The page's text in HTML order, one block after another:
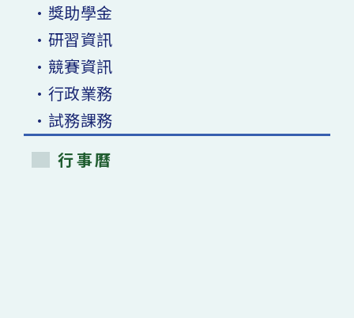
•獎助學金
•研習資訊
•競賽資訊
•行政業務
•試務課務
行事曆